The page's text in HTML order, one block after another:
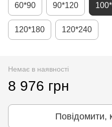
60*90 90*120
120*180 120*240
Немає в наявності
8 976 грн
Повідомити,